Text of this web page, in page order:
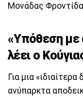
Μονάδας
«Υπόθεση με
λέει ο
Για μια
ανύπαρκτα